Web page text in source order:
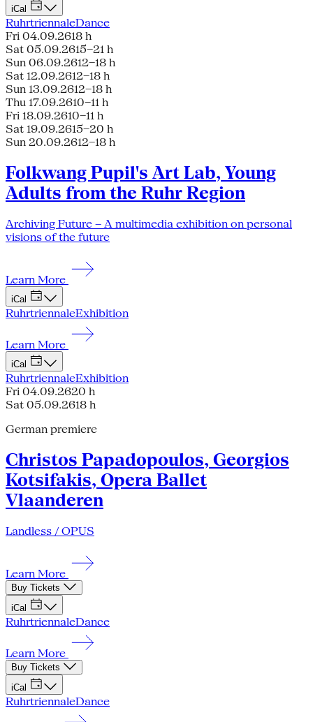
iCal
RuhrtriennaleDance
Fri 04.09.2618 h
Sat 05.09.2615–21 h
Sun 06.09.2612–18 h
Sat 12.09.2612–18 h
Sun 13.09.2612–18 h
Thu 17.09.2610–11 h
Fri 18.09.2610–11 h
Sat 19.09.2615–20 h
Sun 20.09.2612–18 h
Folkwang Pupil's Art Lab, Young
Adults from the Ruhr Region
Archiving Future – A multimedia exhibition on personal
visions of the future
Learn More
iCal
RuhrtriennaleExhibition
Learn More
iCal
RuhrtriennaleExhibition
Fri 04.09.2620 h
Sat 05.09.2618 h
German premiere
Christos Papadopoulos, Georgios
Kotsifakis, Opera Ballet
Vlaanderen
Landless / OPUS
Learn More
Buy Tickets
iCal
RuhrtriennaleDance
Learn More
Buy Tickets
iCal
RuhrtriennaleDance